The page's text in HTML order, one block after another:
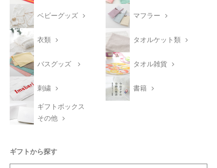
ベビーグッズ マフラー
衣類 タオルケット類
バスグッズ タオル雑貨
刺繍 書籍
ギフトボックス
その他
ギフトから探す